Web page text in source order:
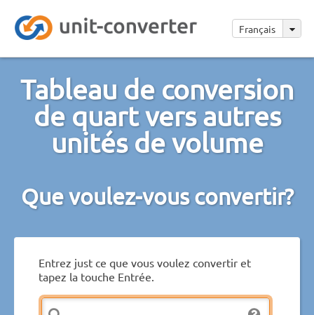
Français
Tableau de conversion
de quart vers autres
unités de volume
Que voulez-vous convertir?
Entrez just ce que vous voulez convertir et
tapez la touche Entrée.